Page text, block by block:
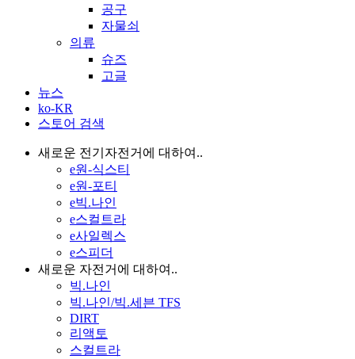
공구
자물쇠
의류
슈즈
고글
뉴스
ko-KR
스토어 검색
새로운 전기자전거에 대하여..
e원-식스티
e원-포티
e빅.나인
e스컬트라
e사일렉스
e스피더
새로운 자전거에 대하여..
빅.나인
빅.나인/빅.세븐 TFS
DIRT
리액토
스컬트라